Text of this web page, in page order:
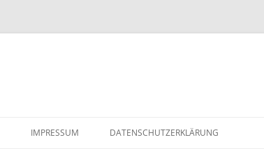
IMPRESSUM DATENSCHUTZERKLÄRUNG